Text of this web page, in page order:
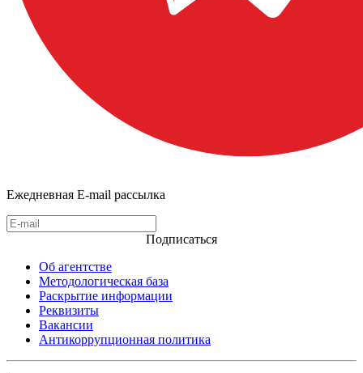
Ежедневная E-mail рассылка
Подписаться
Об агентстве
Методологическая база
Раскрытие информации
Реквизиты
Вакансии
Антикоррупционная политика